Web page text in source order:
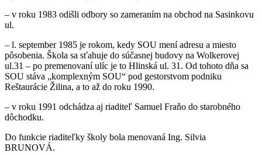
– v roku 1983 odišli odbory so zameraním na obchod na Sasinkovu
ul.
– l. september 1985 je rokom, kedy SOU mení adresu a miesto
pôsobenia. Škola sa sťahuje do súčasnej budovy na Wolkerovej
ul.31 – po premenovaní ulíc je to Hlinská ul. 31. Od tohoto dňa sa
SOU stáva „komplexným SOU“ pod gestorstvom podniku
Reštaurácie Žilina, a to až do roku 1990.
– v roku 1991 odchádza aj riaditeľ Samuel Fraňo do starobného
dôchodku.
Do funkcie riaditeľky školy bola menovaná Ing. Silvia
BRUNOVÁ.